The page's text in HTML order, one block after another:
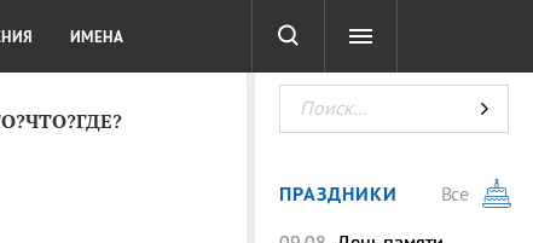
ТЕСТЫ
ИМЕНА
ПРАЗДНИКИ
Все